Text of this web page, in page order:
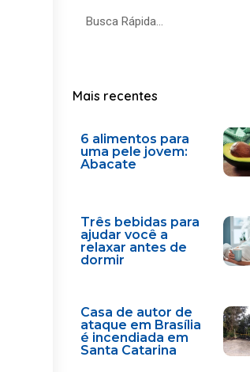
Mais recentes
6 alimentos para
uma pele jovem:
Abacate
Três bebidas para
ajudar você a
relaxar antes de
dormir
Casa de autor de
ataque em Brasília
é incendiada em
Santa Catarina